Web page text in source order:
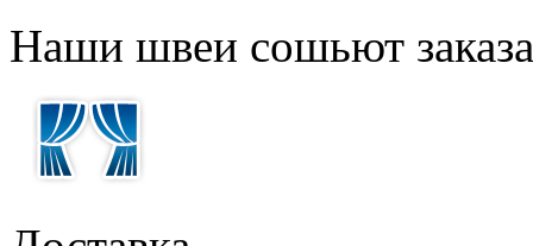
Наши швеи сошьют